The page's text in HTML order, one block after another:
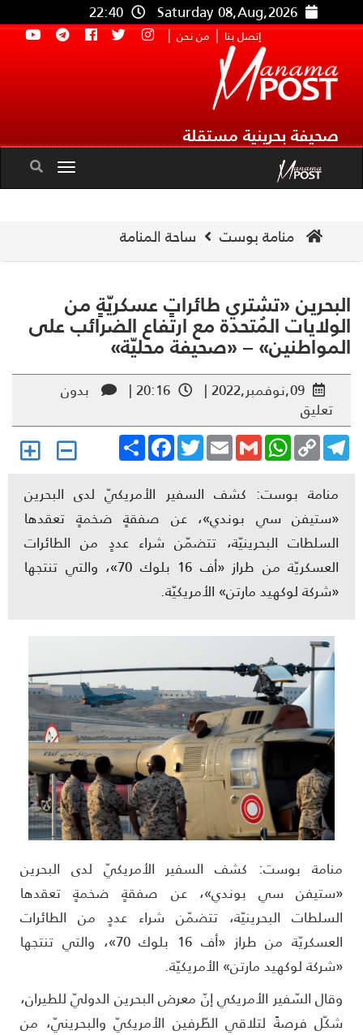
Saturday 08,Aug,2026
22:40
إتصل بنا | من نحن |
صحيفة بحرينية مستقلة
Toggle
navigation
منامة بوست ساحة المنامة
«تشتري طائراتٍ عسكريّةٍ من
المُتحدة مع ارتفاع الضرائب على
– «صحيفة محليّة»
09,نوفمبر,2022 | 20:16 |
بدون
تعليق
Share
FacebookTwitterEmailGmail
WhatsAppCopy
Link
منامة بوست: كشف السفير الأمريكيّ لدى البحرين
«ستيفن سي بوندي»، عن صفقةٍ ضخمةٍ تعقدها
السلطات البحرينيّة، تتضمّن شراء عددٍ من الطائرات
العسكريّة من طراز «أف 16 بلوك 70»، والتي تنتجها
«شركة لوكهيد مارتن» الأمريكيّة.
بوست: كشف السفير الأمريكيّ لدى البحرين
سي بوندي»، عن صفقةٍ ضخمةٍ تعقدها
البحرينيّة، تتضمّن شراء عددٍ من الطائرات
العسكريّة من طراز «أف 16 بلوك 70»، والتي تنتجها
لوكهيد مارتن» الأمريكيّة.
السّفير الأمريكي إنّ معرض البحرين الدوليّ للطيران،
فرصةً لتلاقي الطّرفين الأمريكيّ والبحرينيّ، من